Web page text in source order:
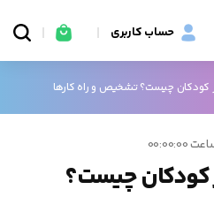
حساب کاربری
کودکان چیست؟ تشخیص و راه کارها
کودکان چیست؟